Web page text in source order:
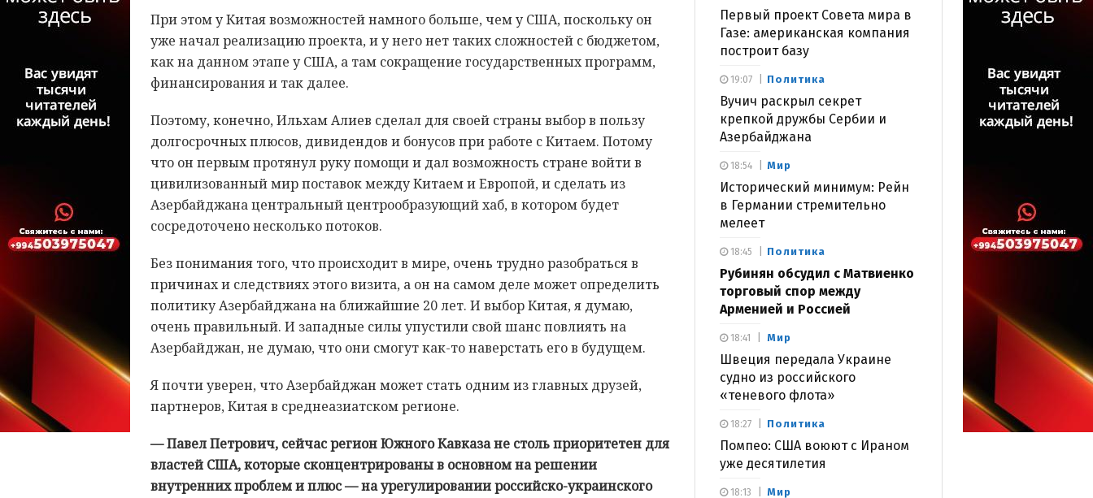
При этом у Китая возможностей намного больше, чем у США, поскольку он
уже начал реализацию проекта, и у него нет таких сложностей с бюджетом,
как на данном этапе у США, а там сокращение государственных программ,
финансирования и так далее.
Поэтому, конечно, Ильхам Алиев сделал для своей страны выбор в пользу
долгосрочных плюсов, дивидендов и бонусов при работе с Китаем. Потому
что он первым протянул руку помощи и дал возможность стране войти в
цивилизованный мир поставок между Китаем и Европой, и сделать из
Азербайджана центральный центрообразующий хаб, в котором будет
сосредоточено несколько потоков.
Без понимания того, что происходит в мире, очень трудно разобраться в
причинах и следствиях этого визита, а он на самом деле может определить
политику Азербайджана на ближайшие 20 лет. И выбор Китая, я думаю,
очень правильный. И западные силы упустили свой шанс повлиять на
Азербайджан, не думаю, что они смогут как-то наверстать его в будущем.
Я почти уверен, что Азербайджан может стать одним из главных друзей,
партнеров, Китая в среднеазиатском регионе.
— Павел Петрович, сейчас регион Южного Кавказа не столь приоритетен для
властей США, которые сконцентрированы в основном на решении
внутренних проблем и плюс — на урегулировании российско-украинского
Первый проект Совета мира в
Газе: американская компания
построит базу
Политика
Вучич раскрыл секрет
крепкой дружбы Сербии и
Азербайджана
19:07
Мир
Исторический минимум: Рейн
в Германии стремительно
мелеет
18:54
Политика
Рубинян обсудил с Матвиенко
торговый спор между
Арменией и Россией
18:45
Мир
Швеция передала Украине
судно из российского
«теневого флота»
18:41
Политика
Помпео: США воюют с Ираном
уже десятилетия
18:27
Мир
18:13